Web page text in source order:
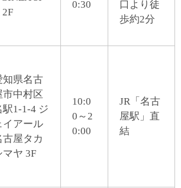
2F
0:30
口より徒
歩約2分
知県名古
市中村区
駅1-1-4 ジ
イアール
古屋タカ
マヤ 3F
10:0
0～2
0:00
JR「名古
屋駅」直
結